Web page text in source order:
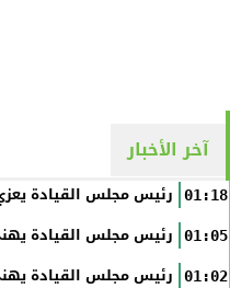
آخر الأخبار
01:18 رئيس مجلس القيادة
01:05 رئيس مجلس القيادة
01:02 رئيس مجلس القيادة